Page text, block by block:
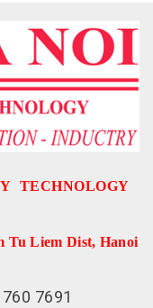
TECHNOLOGY
Tu Liem Dist, Hanoi
7691